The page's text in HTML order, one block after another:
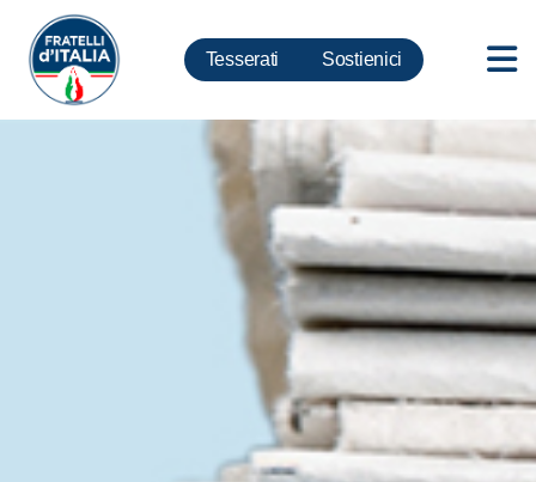
Tesserati Sostienici